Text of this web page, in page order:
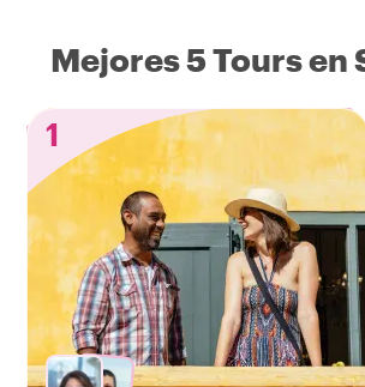
Mejores 5 Tours en
1